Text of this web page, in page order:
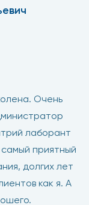
Очень
лаборант
приятный
долгих лет
как я. А